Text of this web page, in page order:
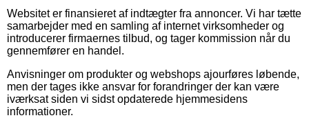
Websitet er finansieret af indtægter fra annoncer. Vi har tætte
samarbejder med en samling af internet virksomheder og
introducerer firmaernes tilbud, og tager kommission når du
gennemfører en handel.
Anvisninger om produkter og webshops ajourføres løbende,
men der tages ikke ansvar for forandringer der kan være
iværksat siden vi sidst opdaterede hjemmesidens
informationer.